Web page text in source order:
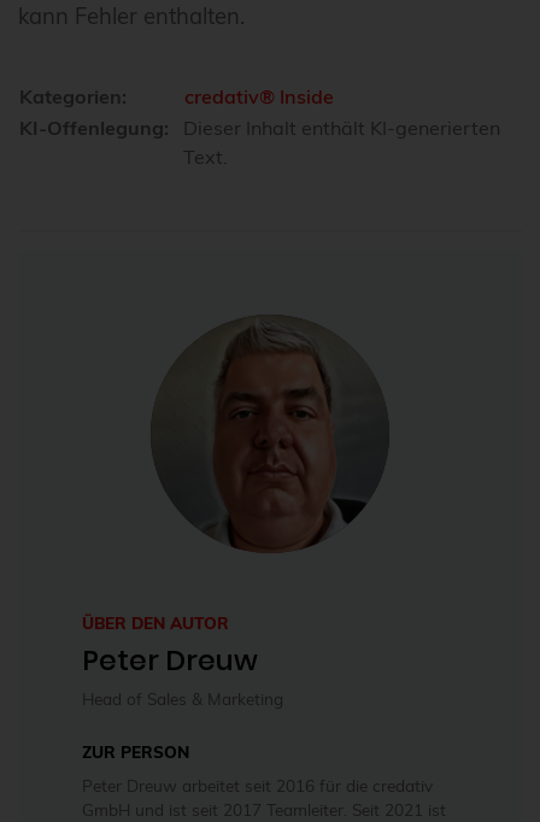
kann Fehler enthalten.
Kategorien:
credativ® Inside
KI-Offenlegung:
Dieser Inhalt enthält KI-generierten
Text.
ÜBER DEN AUTOR
Peter Dreuw
Head of Sales & Marketing
ZUR PERSON
Peter Dreuw arbeitet seit 2016 für die credativ
GmbH und ist seit 2017 Teamleiter. Seit 2021 ist